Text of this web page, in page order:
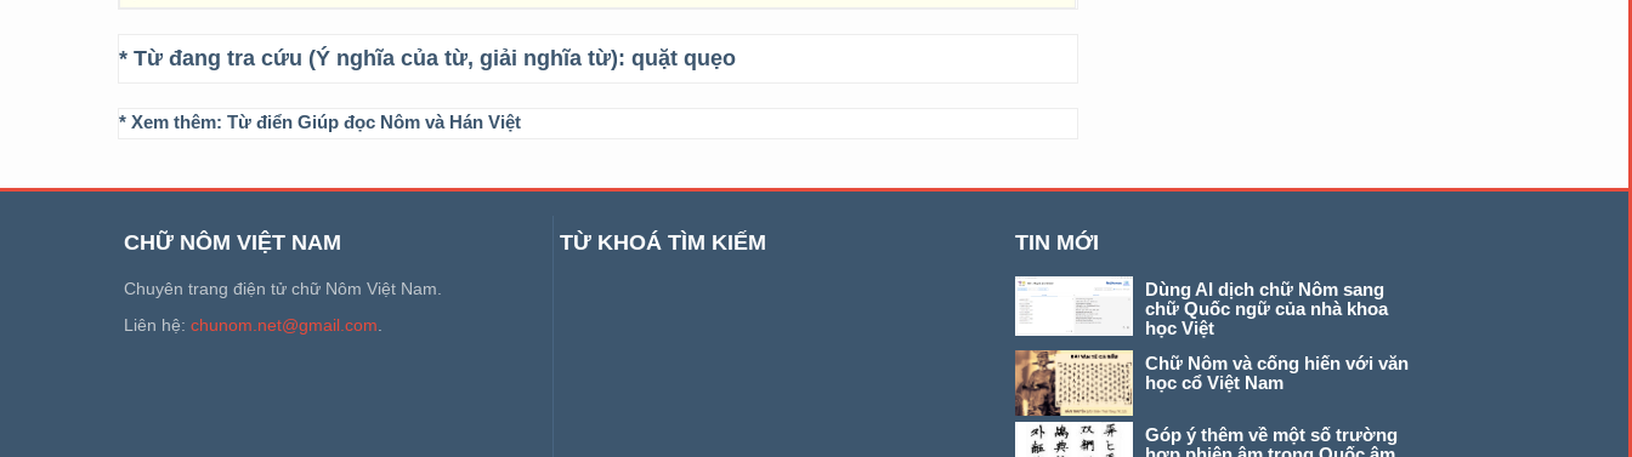
* Từ đang tra cứu (Ý nghĩa của từ, giải nghĩa từ): quặt quẹo
* Xem thêm: Từ điển Giúp đọc Nôm và Hán Việt
CHỮ NÔM VIỆT NAM
Chuyên trang điện tử chữ Nôm Việt Nam.
Liên hệ: chunom.net@gmail.com
TỪ KHOÁ TÌM KIẾM TIN MỚI
Dùng AI dịch chữ Nôm sang
chữ Quốc ngữ của nhà khoa
học Việt
Chữ Nôm và cống hiến với văn
học cổ Việt Nam
Góp ý thêm về một số trường